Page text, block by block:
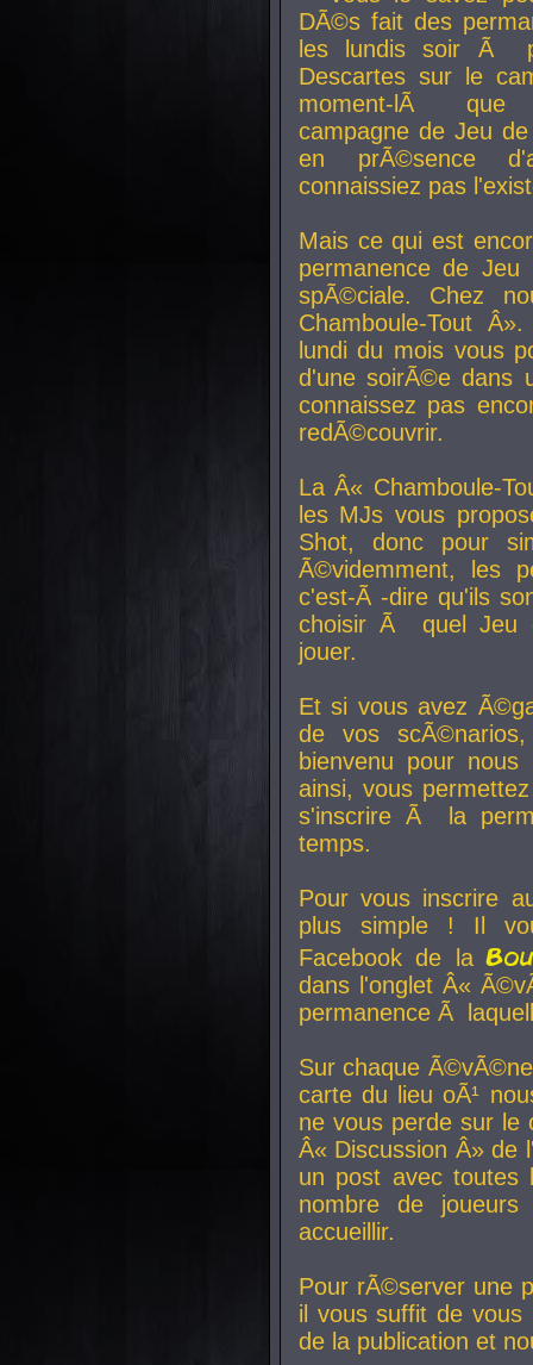
DÃ©s fait des
les lundis soir Ã
Descartes sur le
moment-lÃ que
campagne de Jeu
en prÃ©sence
connaissiez pas
Mais ce qui est
permanence de
spÃ©ciale. Chez
Chamboule-Tout
lundi du mois vous
d'une soirÃ©e dans
connaissez pas
redÃ©couvrir.
La Â« Chamboule-
les MJs vous
Shot, donc pour
Ã©videmment, les
c'est-Ã -dire qu'ils
choisir Ã quel Jeu
jouer.
Et si vous avez
de vos
bienvenu pour
ainsi, vous
s'inscrire Ã la
temps.
Pour vous inscrire
plus simple ! Il
Facebook de la
dans l'onglet Â«
permanence Ã
Sur chaque
carte du lieu oÃ¹
ne vous perde sur le
Â« Discussion Â» de
un post avec toutes
nombre de
accueillir.
Pour rÃ©server une
il vous suffit de vous
de la publication et